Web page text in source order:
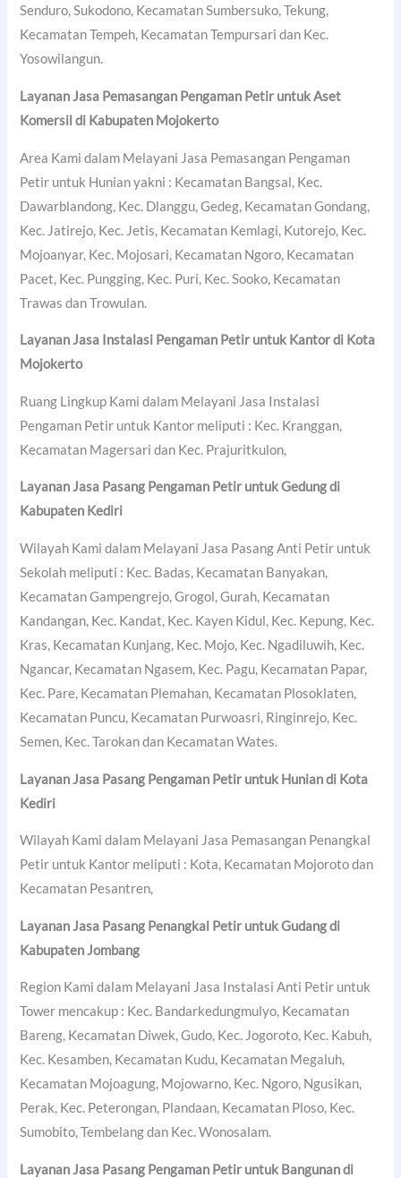
Senduro, Sukodono, Kecamatan Sumbersuko, Tekung,
Kecamatan Tempeh, Kecamatan Tempursari dan Kec.
Yosowilangun.
Layanan Jasa Pemasangan Pengaman Petir untuk Aset
Komersil di Kabupaten Mojokerto
Area Kami dalam Melayani Jasa Pemasangan Pengaman
Petir untuk Hunian yakni : Kecamatan Bangsal, Kec.
Dawarblandong, Kec. Dlanggu, Gedeg, Kecamatan Gondang,
Kec. Jatirejo, Kec. Jetis, Kecamatan Kemlagi, Kutorejo, Kec.
Mojoanyar, Kec. Mojosari, Kecamatan Ngoro, Kecamatan
Pacet, Kec. Pungging, Kec. Puri, Kec. Sooko, Kecamatan
Trawas dan Trowulan.
Layanan Jasa Instalasi Pengaman Petir untuk Kantor di Kota
Mojokerto
Ruang Lingkup Kami dalam Melayani Jasa Instalasi
Pengaman Petir untuk Kantor meliputi : Kec. Kranggan,
Kecamatan Magersari dan Kec. Prajuritkulon,
Layanan Jasa Pasang Pengaman Petir untuk Gedung di
Kabupaten Kediri
Wilayah Kami dalam Melayani Jasa Pasang Anti Petir untuk
Sekolah meliputi : Kec. Badas, Kecamatan Banyakan,
Kecamatan Gampengrejo, Grogol, Gurah, Kecamatan
Kandangan, Kec. Kandat, Kec. Kayen Kidul, Kec. Kepung, Kec.
Kras, Kecamatan Kunjang, Kec. Mojo, Kec. Ngadiluwih, Kec.
Ngancar, Kecamatan Ngasem, Kec. Pagu, Kecamatan Papar,
Kec. Pare, Kecamatan Plemahan, Kecamatan Plosoklaten,
Kecamatan Puncu, Kecamatan Purwoasri, Ringinrejo, Kec.
Semen, Kec. Tarokan dan Kecamatan Wates.
Layanan Jasa Pasang Pengaman Petir untuk Hunian di Kota
Kediri
Wilayah Kami dalam Melayani Jasa Pemasangan Penangkal
Petir untuk Kantor meliputi : Kota, Kecamatan Mojoroto dan
Kecamatan Pesantren,
Layanan Jasa Pasang Penangkal Petir untuk Gudang di
Kabupaten Jombang
Region Kami dalam Melayani Jasa Instalasi Anti Petir untuk
Tower mencakup : Kec. Bandarkedungmulyo, Kecamatan
Bareng, Kecamatan Diwek, Gudo, Kec. Jogoroto, Kec. Kabuh,
Kec. Kesamben, Kecamatan Kudu, Kecamatan Megaluh,
Kecamatan Mojoagung, Mojowarno, Kec. Ngoro, Ngusikan,
Perak, Kec. Peterongan, Plandaan, Kecamatan Ploso, Kec.
Sumobito, Tembelang dan Kec. Wonosalam.
Layanan Jasa Pasang Pengaman Petir untuk Bangunan di